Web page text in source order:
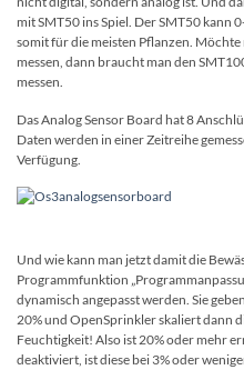
mit SMT50 ins Spiel. Der SMT50 kann
somit für die meisten Pflanzen.
messen, dann braucht man den
messen.
Das Analog Sensor Board hat 8
Daten werden in einer Zeitreihe
Verfügung.
Und wie kann man jetzt damit die
Programmfunktion
dynamisch angepasst werden. Sie
20% und OpenSprinkler skaliert dann
Feuchtigkeit! Also ist 20% oder mehr
deaktiviert, ist diese bei 3% oder